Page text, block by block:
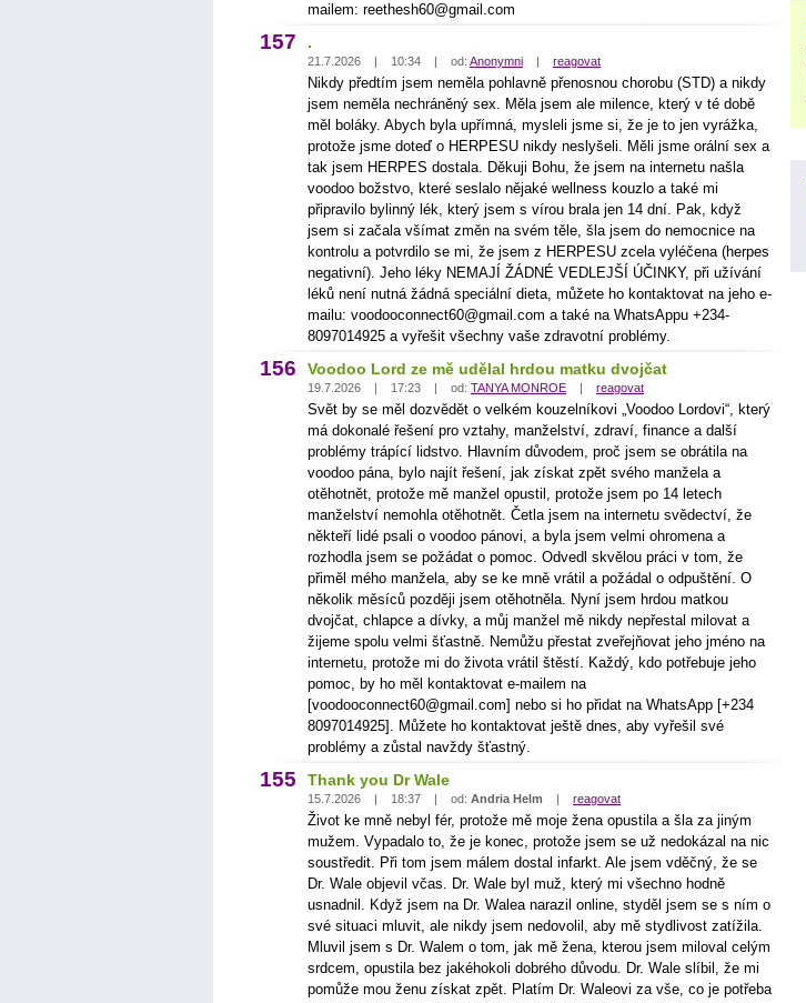
mailem: reethesh60@gmail.com
157 .
21.7.2026 | 10:34 | od: Anonymni | reagovat
Nikdy předtím jsem neměla pohlavně přenosnou chorobu (STD) a nikdy
jsem neměla nechráněný sex. Měla jsem ale milence, který v té době
měl boláky. Abych byla upřímná, mysleli jsme si, že je to jen vyrážka,
protože jsme doteď o HERPESU nikdy neslyšeli. Měli jsme orální sex a
tak jsem HERPES dostala. Děkuji Bohu, že jsem na internetu našla
voodoo božstvo, které seslalo nějaké wellness kouzlo a také mi
připravilo bylinný lék, který jsem s vírou brala jen 14 dní. Pak, když
jsem si začala všímat změn na svém těle, šla jsem do nemocnice na
kontrolu a potvrdilo se mi, že jsem z HERPESU zcela vyléčena (herpes
negativní). Jeho léky NEMAJÍ ŽÁDNÉ VEDLEJŠÍ ÚČINKY, při užívání
léků není nutná žádná speciální dieta, můžete ho kontaktovat na jeho e-
mailu: voodooconnect60@gmail.com a také na WhatsAppu +234-
8097014925 a vyřešit všechny vaše zdravotní problémy.
156 Voodoo Lord ze mě udělal hrdou matku dvojčat
19.7.2026 | 17:23 | od: TANYA MONROE | reagovat
Svět by se měl dozvědět o velkém kouzelníkovi „Voodoo Lordovi“, který
má dokonalé řešení pro vztahy, manželství, zdraví, finance a další
problémy trápící lidstvo. Hlavním důvodem, proč jsem se obrátila na
voodoo pána, bylo najít řešení, jak získat zpět svého manžela a
otěhotnět, protože mě manžel opustil, protože jsem po 14 letech
manželství nemohla otěhotnět. Četla jsem na internetu svědectví, že
někteří lidé psali o voodoo pánovi, a byla jsem velmi ohromena a
rozhodla jsem se požádat o pomoc. Odvedl skvělou práci v tom, že
přiměl mého manžela, aby se ke mně vrátil a požádal o odpuštění. O
několik měsíců později jsem otěhotněla. Nyní jsem hrdou matkou
dvojčat, chlapce a dívky, a můj manžel mě nikdy nepřestal milovat a
žijeme spolu velmi šťastně. Nemůžu přestat zveřejňovat jeho jméno na
internetu, protože mi do života vrátil štěstí. Každý, kdo potřebuje jeho
pomoc, by ho měl kontaktovat e-mailem na
[voodooconnect60@gmail.com] nebo si ho přidat na WhatsApp [+234
8097014925]. Můžete ho kontaktovat ještě dnes, aby vyřešil své
problémy a zůstal navždy šťastný.
155 Thank you Dr Wale
15.7.2026 | 18:37 | od: Andria Helm | reagovat
Život ke mně nebyl fér, protože mě moje žena opustila a šla za jiným
mužem. Vypadalo to, že je konec, protože jsem se už nedokázal na nic
soustředit. Při tom jsem málem dostal infarkt. Ale jsem vděčný, že se
Dr. Wale objevil včas. Dr. Wale byl muž, který mi všechno hodně
usnadnil. Když jsem na Dr. Walea narazil online, styděl jsem se s ním o
své situaci mluvit, ale nikdy jsem nedovolil, aby mě stydlivost zatížila.
Mluvil jsem s Dr. Walem o tom, jak mě žena, kterou jsem miloval celým
srdcem, opustila bez jakéhokoli dobrého důvodu. Dr. Wale slíbil, že mi
pomůže mou ženu získat zpět. Platím Dr. Waleovi za vše, co je potřeba